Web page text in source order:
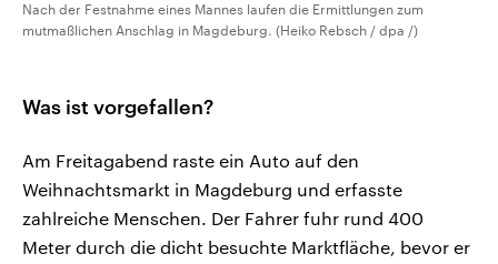
Nach der Festnahme eines Mannes laufen die Ermittlungen zum
mutmaßlichen Anschlag in Magdeburg. (Heiko Rebsch / dpa /)
Was ist vorgefallen?
Am Freitagabend raste ein Auto auf den
Weihnachtsmarkt in Magdeburg und erfasste
zahlreiche Menschen. Der Fahrer fuhr rund 400
Meter durch die dicht besuchte Marktfläche, bevor er